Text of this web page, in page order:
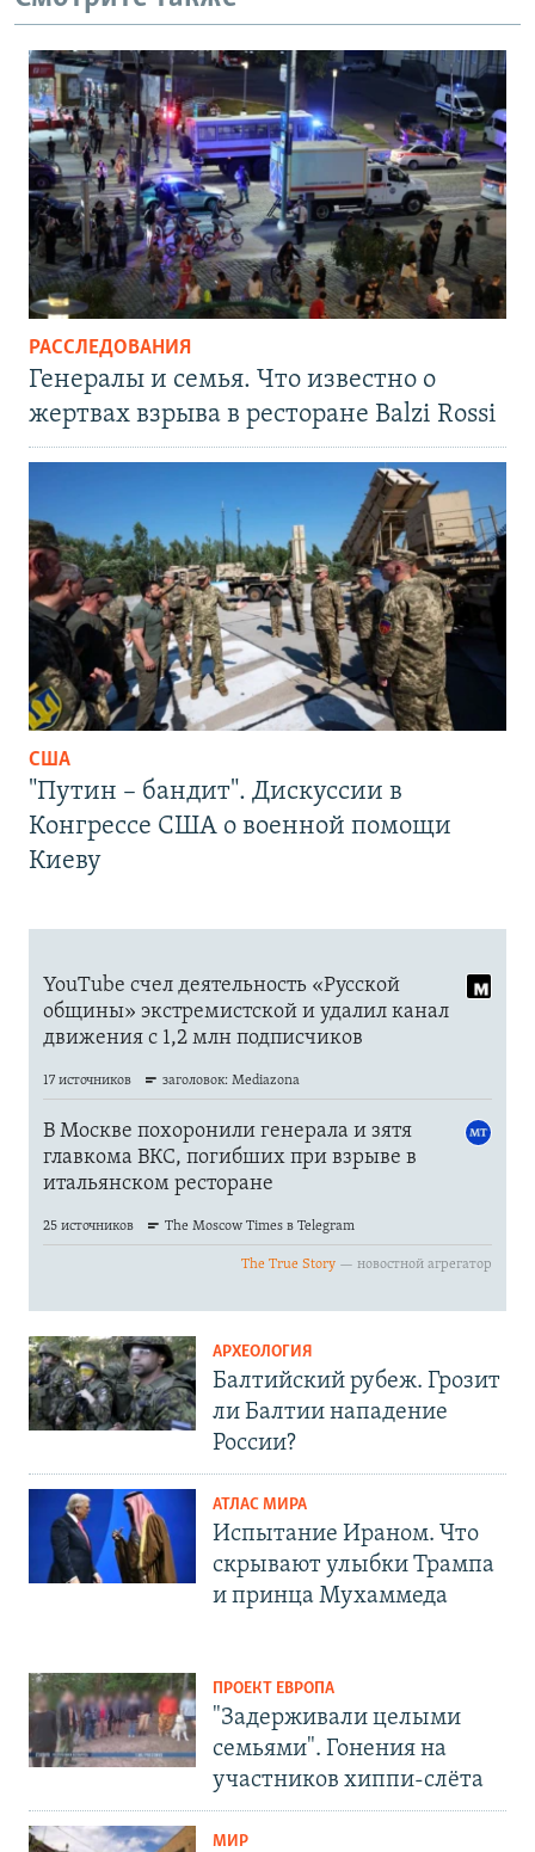
РАССЛЕДОВАНИЯ
Генералы и семья. Что известно о
жертвах взрыва в ресторане Balzi Rossi
США
"Путин – бандит". Дискуссии в
Конгрессе США о военной помощи
Киеву
АРХЕОЛОГИЯ
Балтийский рубеж. Грозит
ли Балтии нападение
России?
АТЛАС МИРА
Испытание Ираном. Что
скрывают улыбки Трампа
и принца Мухаммеда
ПРОЕКТ ЕВРОПА
"Задерживали целыми
семьями". Гонения на
участников хиппи-слёта
МИР